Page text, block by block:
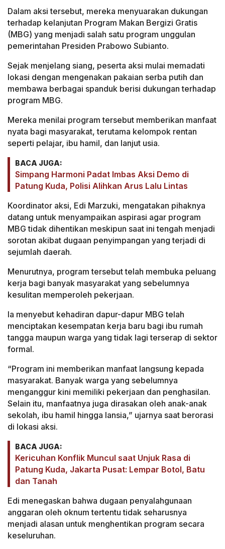
Dalam aksi tersebut, mereka menyuarakan dukungan
terhadap kelanjutan Program Makan Bergizi Gratis
(MBG) yang menjadi salah satu program unggulan
pemerintahan Presiden Prabowo Subianto.
Sejak menjelang siang, peserta aksi mulai memadati
lokasi dengan mengenakan pakaian serba putih dan
membawa berbagai spanduk berisi dukungan terhadap
program MBG.
Mereka menilai program tersebut memberikan manfaat
nyata bagi masyarakat, terutama kelompok rentan
seperti pelajar, ibu hamil, dan lanjut usia.
BACA JUGA:
Simpang Harmoni Padat Imbas Aksi Demo di
Patung Kuda, Polisi Alihkan Arus Lalu Lintas
Koordinator aksi, Edi Marzuki, mengatakan pihaknya
datang untuk menyampaikan aspirasi agar program
MBG tidak dihentikan meskipun saat ini tengah menjadi
sorotan akibat dugaan penyimpangan yang terjadi di
sejumlah daerah.
Menurutnya, program tersebut telah membuka peluang
kerja bagi banyak masyarakat yang sebelumnya
kesulitan memperoleh pekerjaan.
Ia menyebut kehadiran dapur-dapur MBG telah
menciptakan kesempatan kerja baru bagi ibu rumah
tangga maupun warga yang tidak lagi terserap di sektor
formal.
“Program ini memberikan manfaat langsung kepada
masyarakat. Banyak warga yang sebelumnya
menganggur kini memiliki pekerjaan dan penghasilan.
Selain itu, manfaatnya juga dirasakan oleh anak-anak
sekolah, ibu hamil hingga lansia,” ujarnya saat berorasi
di lokasi aksi.
BACA JUGA:
Kericuhan Konflik Muncul saat Unjuk Rasa di
Patung Kuda, Jakarta Pusat: Lempar Botol, Batu
dan Tanah
Edi menegaskan bahwa dugaan penyalahgunaan
anggaran oleh oknum tertentu tidak seharusnya
menjadi alasan untuk menghentikan program secara
keseluruhan.